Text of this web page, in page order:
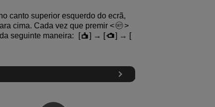
canto superior esquerdo do ecrã,
cima. Cada vez que premir
seguinte maneira: [
] → [
] → [